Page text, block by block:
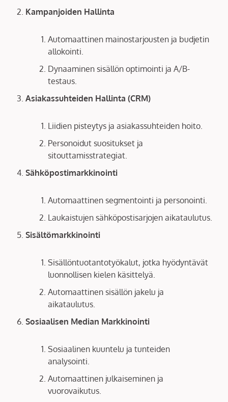
Kampanjoiden Hallinta
Automaattinen mainostarjousten ja budjetin
allokointi.
Dynaaminen sisällön optimointi ja A/B-
testaus.
Asiakassuhteiden Hallinta (CRM)
Liidien pisteytys ja asiakassuhteiden hoito.
Personoidut suositukset ja
sitouttamisstrategiat.
Sähköpostimarkkinointi
Automaattinen segmentointi ja personointi.
Laukaistujen sähköpostisarjojen aikataulutus.
Sisältömarkkinointi
Sisällöntuotantotyökalut, jotka hyödyntävät
luonnollisen kielen käsittelyä.
Automaattinen sisällön jakelu ja
aikataulutus.
Sosiaalisen Median Markkinointi
Sosiaalinen kuuntelu ja tunteiden
analysointi.
Automaattinen julkaiseminen ja
vuorovaikutus.